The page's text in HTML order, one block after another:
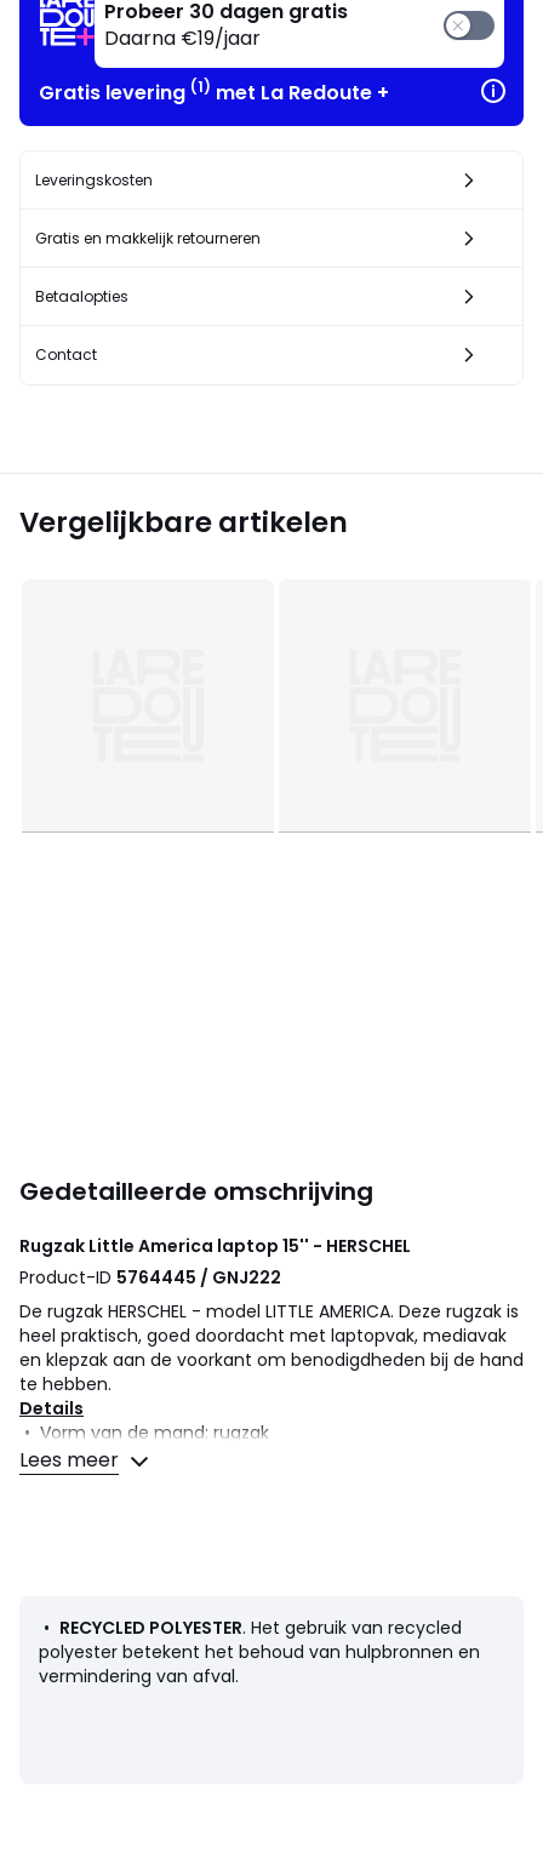
Probeer 30 dagen gratis
Daarna €19/jaar
Gratis levering (1) met La Redoute +
Leveringskosten
Gratis en makkelijk retourneren
Betaalopties
Contact
Vergelijkbare artikelen
Gedetailleerde omschrijving
Rugzak Little America laptop 15'' - HERSCHEL
Product-ID 5764445 / GNJ222
De rugzak HERSCHEL - model LITTLE AMERICA. Deze rugzak is
heel praktisch, goed doordacht met laptopvak, mediavak
en klepzak aan de voorkant om benodigdheden bij de hand
te hebben.
Details
• Vorm van de mand: rugzak
• Verstelbare schouderbanden
• Voornaamste sluiting : magneet
• Onderhoud : zie etiket
Lees meer
• RECYCLED POLYESTER. Het gebruik van recycled
polyester betekent het behoud van hulpbronnen en
vermindering van afval.